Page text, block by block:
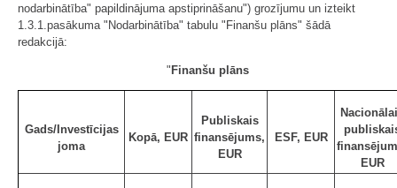
nodarbinātība" papildinājuma apstiprināšanu") grozījumu un izteikt
1.3.1.pasākuma "Nodarbinātība" tabulu "Finanšu plāns" šādā
redakcijā:
" Finanšu plāns
Gads/Investīcijas
joma
Kopā, EUR
Publiskais
finansējums,
EUR
ESF, EUR
EUR